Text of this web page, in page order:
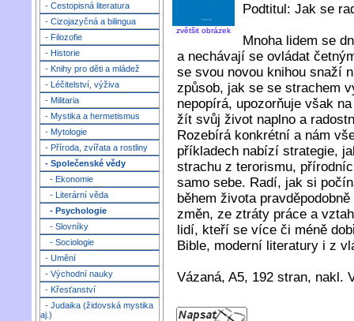
- Cestopisná literatura
- Cizojazyčná a bilingua
- Filozofie
- Historie
- Knihy pro děti a mládež
- Léčitelství, výživa
- Militaria
- Mystika a hermetismus
- Mytologie
- Příroda, zvířata a rostliny
- Společenské vědy
- Ekonomie
- Literární věda
- Psychologie
- Slovníky
- Sociologie
- Umění
- Východní nauky
- Křesťanství
- Judaika (židovská mystika
aj.)
zvětšit obrázek
Podtitul: Jak se
Mnoha lidem se
a nechávají se ovládat
se svou novou knihou snaží
způsob, jak se se strachem
nepopírá, upozorňuje však
žít svůj život naplno a
Rozebírá konkrétní a nám
příkladech nabízí strategie,
strachu z terorismu,
samo sebe. Radí, jak si
během života
změn, ze ztráty práce a
lidí, kteří se více či méně
Bible, moderní literatury i z
Vázaná, A5, 192 stran, nakl.